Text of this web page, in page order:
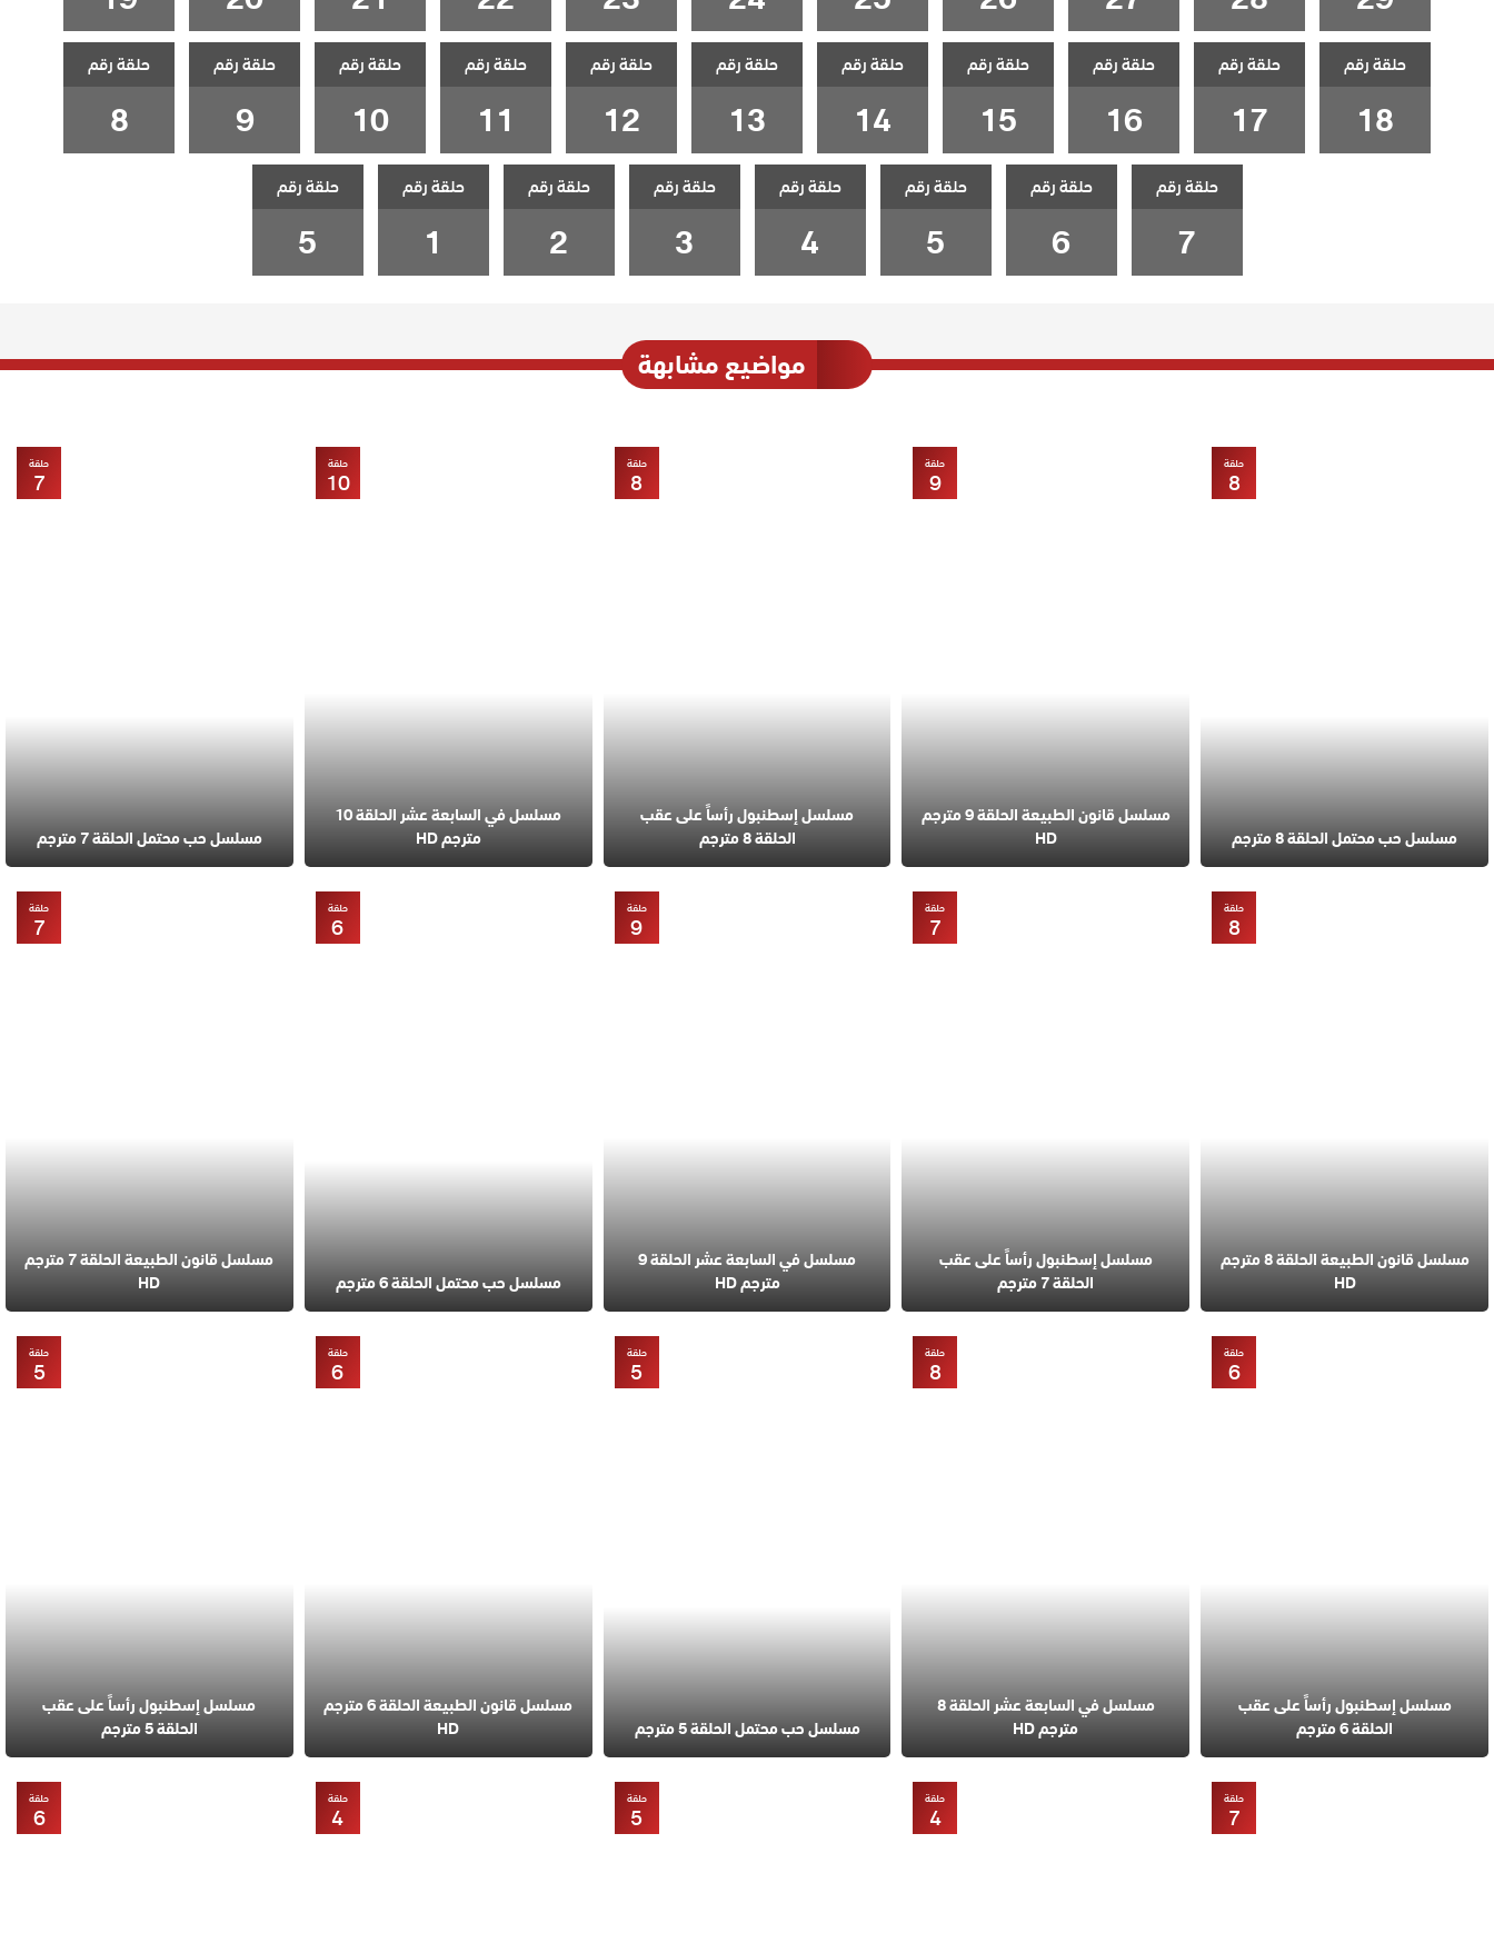
حلقة رقم
18
حلقة رقم
17
حلقة رقم
16
حلقة رقم
15
حلقة رقم
14
حلقة رقم
13
حلقة رقم
12
حلقة رقم
11
حلقة رقم
10
حلقة رقم
9
حلقة رقم
8
حلقة رقم
7
حلقة رقم
6
حلقة رقم
5
حلقة رقم
4
حلقة رقم
3
حلقة رقم
2
حلقة رقم
1
حلقة رقم
5
مواضيع مشابهة
مسلسل حب محتمل الحلقة 8 مترجم
حلقة
8
مسلسل قانون الطبيعة الحلقة 9 مترجم
HD
حلقة
9
مسلسل إسطنبول رأساً على عقب
الحلقة 8 مترجم
حلقة
8
مسلسل في السابعة عشر الحلقة 10
مترجم HD
حلقة
10
مسلسل حب محتمل الحلقة 7 مترجم
حلقة
7
مسلسل قانون الطبيعة الحلقة 8 مترجم
HD
حلقة
8
مسلسل إسطنبول رأساً على عقب
الحلقة 7 مترجم
حلقة
7
مسلسل في السابعة عشر الحلقة 9
مترجم HD
حلقة
9
مسلسل حب محتمل الحلقة 6 مترجم
حلقة
6
مسلسل قانون الطبيعة الحلقة 7 مترجم
HD
حلقة
7
مسلسل إسطنبول رأساً على عقب
الحلقة 6 مترجم
حلقة
6
مسلسل في السابعة عشر الحلقة 8
مترجم HD
حلقة
8
مسلسل حب محتمل الحلقة 5 مترجم
حلقة
5
مسلسل قانون الطبيعة الحلقة 6 مترجم
HD
حلقة
6
مسلسل إسطنبول رأساً على عقب
الحلقة 5 مترجم
حلقة
5
حلقة
7
حلقة
4
حلقة
5
حلقة
4
حلقة
6